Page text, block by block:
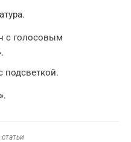
с голосовым
подсветкой.